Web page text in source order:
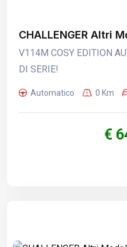
CHALLENGER Altri
V114M COSY EDITION
DI SERIE!
Automatico 0 Km
€